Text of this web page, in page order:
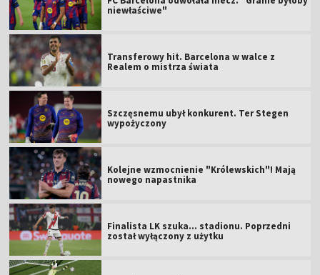
niewłaściwe"
Transferowy hit. Barcelona w walce z
Realem o mistrza świata
Szczęsnemu ubył konkurent. Ter Stegen
wypożyczony
Kolejne wzmocnienie "Królewskich"! Mają
nowego napastnika
Finalista LK szuka... stadionu. Poprzedni
został wyłączony z użytku